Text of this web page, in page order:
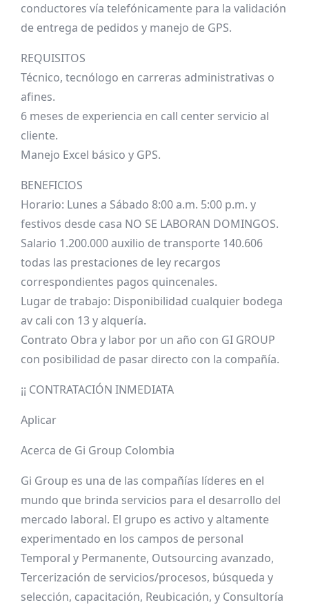
conductores vía telefónicamente para la validación
de entrega de pedidos y manejo de GPS.
REQUISITOS
Técnico, tecnólogo en carreras administrativas o
afines.
6 meses de experiencia en call center servicio al
cliente.
Manejo Excel básico y GPS.
BENEFICIOS
Horario: Lunes a Sábado 8:00 a.m. 5:00 p.m. y
festivos desde casa NO SE LABORAN DOMINGOS.
Salario 1.200.000 auxilio de transporte 140.606
todas las prestaciones de ley recargos
correspondientes pagos quincenales.
Lugar de trabajo: Disponibilidad cualquier bodega
av cali con 13 y alquería.
Contrato Obra y labor por un año con GI GROUP
con posibilidad de pasar directo con la compañía.
¡¡ CONTRATACIÓN INMEDIATA
Aplicar
Acerca de Gi Group Colombia
Gi Group es una de las compañías líderes en el
mundo que brinda servicios para el desarrollo del
mercado laboral. El grupo es activo y altamente
experimentado en los campos de personal
Temporal y Permanente, Outsourcing avanzado,
Tercerización de servicios/procesos, búsqueda y
selección, capacitación, Reubicación, y Consultoría